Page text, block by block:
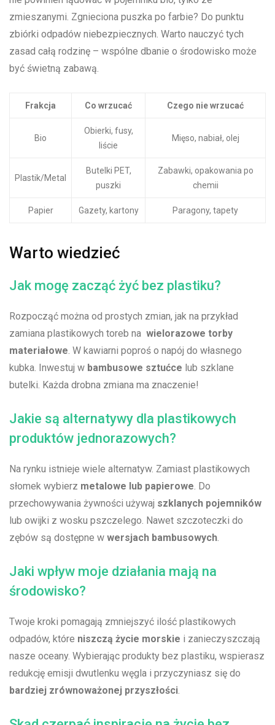
zmieszanymi. Zgnieciona​ puszka po farbie? Do‌ punktu
zbiórki odpadów niebezpiecznych. ​Warto nauczyć tych
zasad całą‍ rodzinę – wspólne dbanie o ⁢środowisko może
być świetną zabawą.
Frakcja Co wrzucać Czego‍ nie‍ wrzucać
Bio
Obierki,‌ fusy,
liście
Mięso, nabiał, olej
Plastik/Metal
Butelki PET,
‍puszki
Zabawki, opakowania po
chemii
Papier Gazety, kartony Paragony, tapety
Warto ⁤wiedzieć
Jak⁣ mogę zacząć żyć ⁤bez⁤ plastiku?
Rozpocząć można od prostych zmian, jak na przykład
‍zamiana​ plastikowych toreb na ⁢ wielorazowe torby‍
materiałowe. ‍W kawiarni poproś⁤ o napój do własnego
‌kubka.⁤ Inwestuj w⁤ bambusowe sztućce lub szklane
butelki. ‍Każda ⁤drobna​ zmiana ma ‍znaczenie!
Jakie są ⁢alternatywy dla plastikowych
‍produktów ⁤jednorazowych?
Na ‌rynku‌ istnieje‍ wiele ⁤alternatyw. Zamiast plastikowych⁤
słomek wybierz‍ metalowe lub papierowe. Do⁤
przechowywania ⁣żywności⁤ używaj szklanych pojemników
lub ⁣owijki z wosku ‍pszczelego. Nawet szczoteczki do
zębów są dostępne w wersjach bambusowych.
Jaki wpływ⁣ moje działania mają na
⁢środowisko?
Twoje​ kroki pomagają ​zmniejszyć ilość plastikowych
odpadów, które niszczą życie morskie i zanieczyszczają
nasze oceany. Wybierając produkty bez plastiku, ‌wspierasz
redukcję emisji ‌dwutlenku węgla i przyczyniasz się⁤ do ⁣
bardziej zrównoważonej przyszłości.